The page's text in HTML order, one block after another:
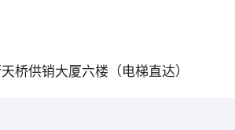
桥供销大厦六楼（电梯直达）